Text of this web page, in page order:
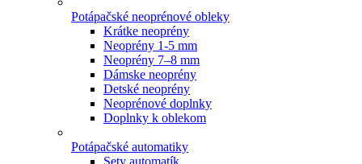
Potápačské neoprénové obleky
Krátke neoprény
Neoprény 1-5 mm
Neoprény 7–8 mm
Dámske neoprény
Detské neoprény
Neoprénové doplnky
Doplnky k oblekom
Potápačské automatiky
Sety automatík